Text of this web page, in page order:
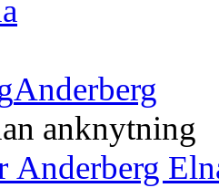
Anderberg
anknytning
Anderberg